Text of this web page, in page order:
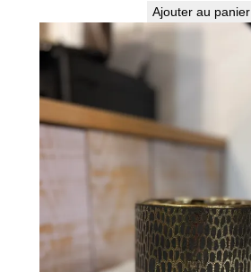
Ajouter au panier